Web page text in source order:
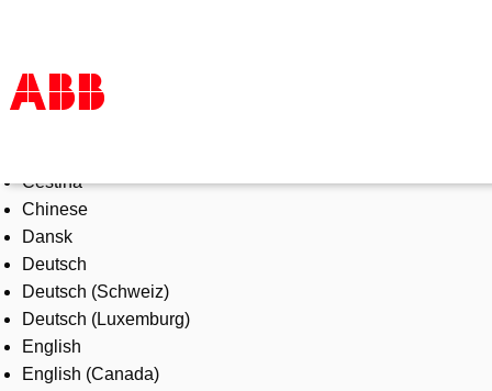
Products & Solutions
Industries
Services
About us
Where to buy
Contact us
Careers
Čeština
Chinese
Dansk
Deutsch
Deutsch (Schweiz)
Deutsch (Luxemburg)
English
English (Canada)